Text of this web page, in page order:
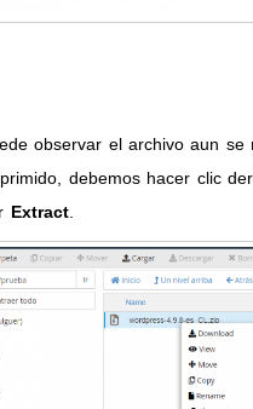
observar el archivo aun se
debemos hacer clic
Extract.